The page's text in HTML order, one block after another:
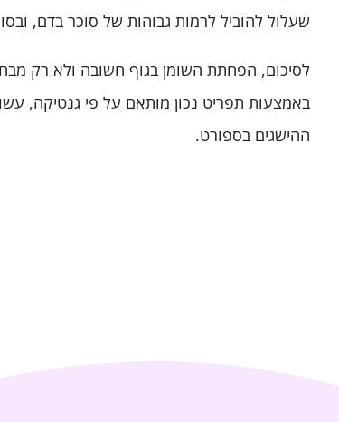
שעלול להוביל לרמות גבוהות של סוכר בדם,
לסיכום, הפחתת השומן בגוף חשובה ולא רק
באמצעות תפריט נכון מותאם על פי גנטיקה,
ההישגים בספורט.